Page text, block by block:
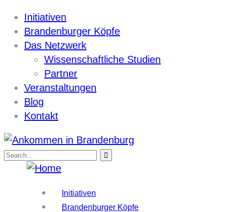
Initiativen
Brandenburger Köpfe
Das Netzwerk
Wissenschaftliche Studien
Partner
Veranstaltungen
Blog
Kontakt
Initiativen
Brandenburger Köpfe